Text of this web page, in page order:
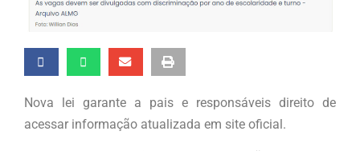
Nova lei garante a pais e responsáveis direito de
acessar informação atualizada em site oficial.